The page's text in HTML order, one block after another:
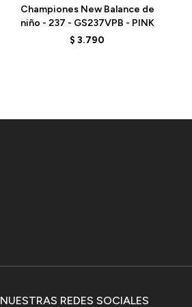
Championes New Balance de
niño - 237 - GS237VPB - PINK
$ 3.790
NUESTRAS REDES SOCIALES